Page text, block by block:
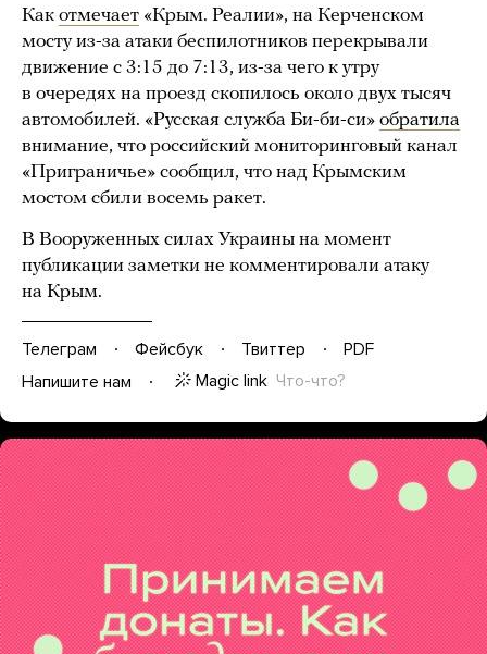
Как отмечает «Крым. Реалии», на Керченском
мосту из-за атаки беспилотников перекрывали
движение с 3:15 до 7:13, из-за чего к утру
в очередях на проезд скопилось около двух тысяч
автомобилей. «Русская служба Би-би-си» обратила
внимание, что российский мониторинговый канал
«Приграничье» сообщил, что над Крымским
мостом сбили восемь ракет.
В Вооруженных силах Украины на момент
публикации заметки не комментировали атаку
на Крым.
Телеграм Фейсбук Твиттер
PDF
Напишите нам
Magic link Что-что?